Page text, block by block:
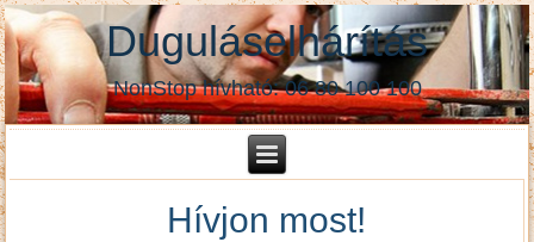
Duguláselhárítás
NonStop hívható: 06 80 100 100
Hívjon most!